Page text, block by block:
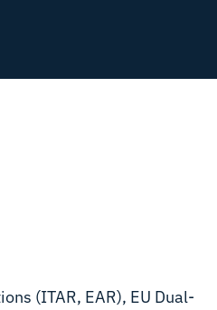
(ITAR, EAR), EU Dual-